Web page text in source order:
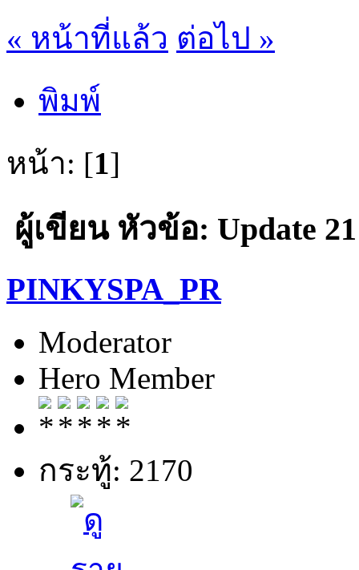
« หน้าที่แล้ว ต่อไป »
พิมพ์
หน้า: [1]
ผู้เขียนหัวข้อ: Update
PINKYSPA_PR
Moderator
Hero Member
กระทู้: 2170